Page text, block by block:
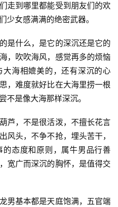
走到哪里都能受到朋友们的欢
少女感满满的绝密武器。
什么，是它的深沉还是它的
，吹吹海风，感觉再多的烦恼
海相媲美的，还有深沉的心
，难度就好比在大海里捞一根
不是像大海那样深沉。
，不是很活泼，不擅长花言
风头，不争不抢，埋头苦干，
态度和原则，属牛男品行善
宽广而深沉的胸怀，是值得交
基本都是天庭饱满，五官端